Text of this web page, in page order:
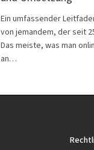
Ein umfassender
von jemandem, der seit
Das meiste, was man
an…